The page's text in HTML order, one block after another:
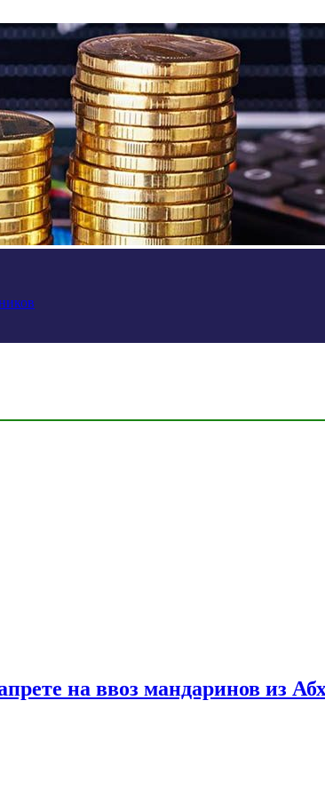
на ввоз мандаринов из